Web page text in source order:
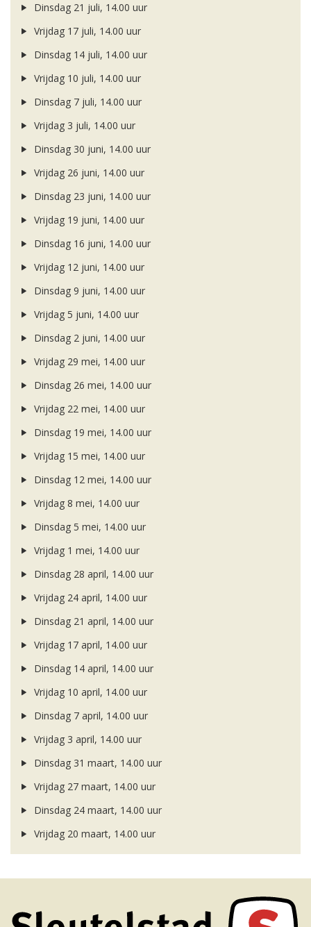
Dinsdag 21 juli, 14.00 uur
Vrijdag 17 juli, 14.00 uur
Dinsdag 14 juli, 14.00 uur
Vrijdag 10 juli, 14.00 uur
Dinsdag 7 juli, 14.00 uur
Vrijdag 3 juli, 14.00 uur
Dinsdag 30 juni, 14.00 uur
Vrijdag 26 juni, 14.00 uur
Dinsdag 23 juni, 14.00 uur
Vrijdag 19 juni, 14.00 uur
Dinsdag 16 juni, 14.00 uur
Vrijdag 12 juni, 14.00 uur
Dinsdag 9 juni, 14.00 uur
Vrijdag 5 juni, 14.00 uur
Dinsdag 2 juni, 14.00 uur
Vrijdag 29 mei, 14.00 uur
Dinsdag 26 mei, 14.00 uur
Vrijdag 22 mei, 14.00 uur
Dinsdag 19 mei, 14.00 uur
Vrijdag 15 mei, 14.00 uur
Dinsdag 12 mei, 14.00 uur
Vrijdag 8 mei, 14.00 uur
Dinsdag 5 mei, 14.00 uur
Vrijdag 1 mei, 14.00 uur
Dinsdag 28 april, 14.00 uur
Vrijdag 24 april, 14.00 uur
Dinsdag 21 april, 14.00 uur
Vrijdag 17 april, 14.00 uur
Dinsdag 14 april, 14.00 uur
Vrijdag 10 april, 14.00 uur
Dinsdag 7 april, 14.00 uur
Vrijdag 3 april, 14.00 uur
Dinsdag 31 maart, 14.00 uur
Vrijdag 27 maart, 14.00 uur
Dinsdag 24 maart, 14.00 uur
Vrijdag 20 maart, 14.00 uur